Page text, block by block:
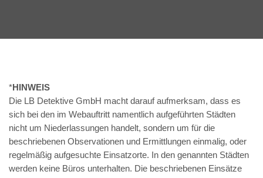
*HINWEIS
Die LB Detektive GmbH macht darauf aufmerksam, dass es
sich bei den im Webauftritt namentlich aufgeführten Städten
nicht um Niederlassungen handelt, sondern um für die
beschriebenen Observationen und Ermittlungen einmalig, oder
regelmäßig aufgesuchte Einsatzorte. In den genannten Städten
werden keine Büros unterhalten. Die beschriebenen Einsätze